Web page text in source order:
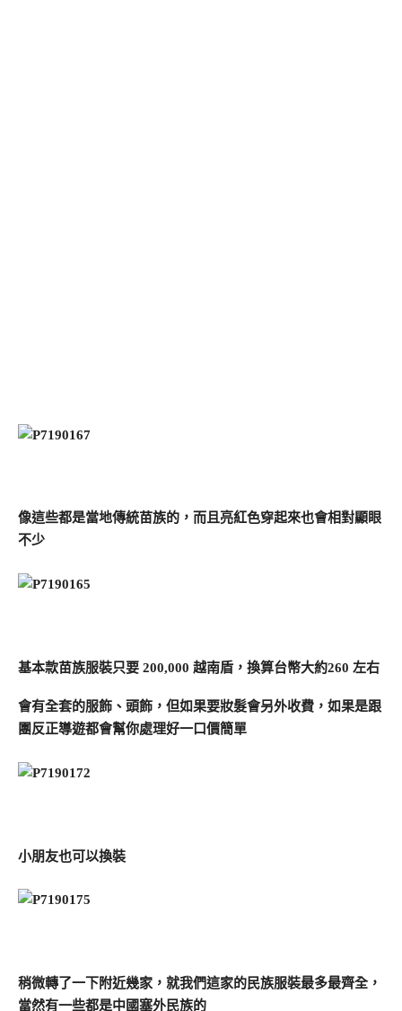
像這些都是當地傳統苗族的，而且亮紅色穿起來也會相對顯眼
不少
基本款苗族服裝只要 200,000 越南盾，換算台幣大約260 左右
會有全套的服飾、頭飾，但如果要妝髮會另外收費，如果是跟
團反正導遊都會幫你處理好一口價簡單
小朋友也可以換裝
稍微轉了一下附近幾家，就我們這家的民族服裝最多最齊全，
當然有一些都是中國塞外民族的